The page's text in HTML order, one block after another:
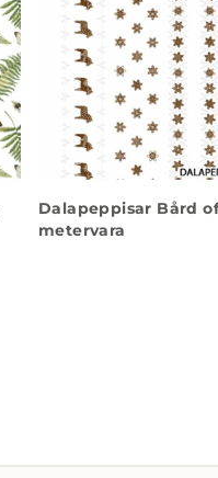
Dalapeppisar Bård
metervara